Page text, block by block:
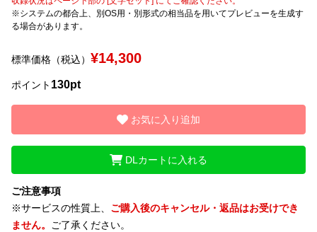
文字種類
価格帯
※システムの都合上、別OS用・別形式の相当品を用いてプレビューを生成す
る場合があります。
標準価格（税込） ¥14,300
ポイント 130pt
お気に入り追加
DLカートに入れる
ご注意事項
※サービスの性質上、 ご購入後のキャンセル・返品はお受けでき
ません。 ご了承ください。